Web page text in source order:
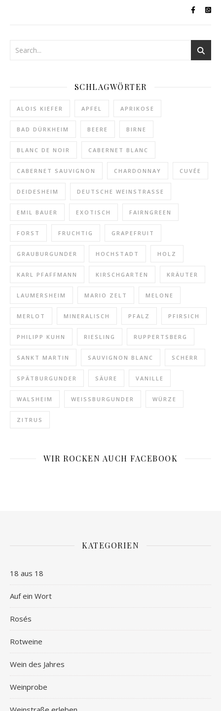
SCHLAGWÖRTER
ALOIS KIEFER APFEL APRIKOSE
BAD DÜRKHEIM BEERE BIRNE
BLANC DE NOIR CABERNET BLANC
CABERNET SAUVIGNON CHARDONNAY CUVÉE
DEIDESHEIM DEUTSCHE WEINSTRASSE
EMIL BAUER EXOTISCH FAIRNGREEN
FORST FRUCHTIG GRAPEFRUIT
GRAUBURGUNDER HOCHSTADT HOLZ
KARL PFAFFMANN KIRSCHGARTEN KRÄUTER
LAUMERSHEIM MARIO ZELT MELONE
MERLOT MINERALISCH PFALZ PFIRSICH
PHILIPP KUHN RIESLING RUPPERTSBERG
SANKT MARTIN SAUVIGNON BLANC SCHERR
SPÄTBURGUNDER SÄURE VANILLE
WALSHEIM WEISSBURGUNDER WÜRZE
ZITRUS
WIR ROCKEN AUCH FACEBOOK
KATEGORIEN
18 aus 18
Auf ein Wort
Rosés
Rotweine
Wein des Jahres
Weinprobe